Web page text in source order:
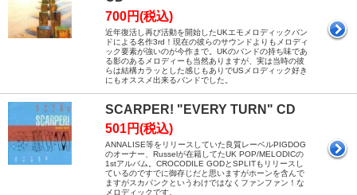
700円(税込)
近年復活し再び活動を開始したUKエモメロディックバン
ドによる名作3rd！現在の彼らのサウンドよりもメロディ
ック要素が強いのが今作まで。UKのバンドの持ち味であ
る影のあるメロディーも当然ありますが、実は当時の彼
らは結構カラッとした感じもありでUSメロディック好き
にもオススメ出来るバンドでした。
SCARPER! "EVERY TURN" CD
501円(税込)
ANNALISE等をリリースしていた良質レーベルPIGDOG
のオーナー、Russelが在籍してたUK POP/MELODICの
1stアルバム。CROCODILE GODとSPLITもリリースし
ているのですでに御存じだと思いますがホーンを含んで
ますがスカパンクというわけではなくファンファン！な
メロディックです。